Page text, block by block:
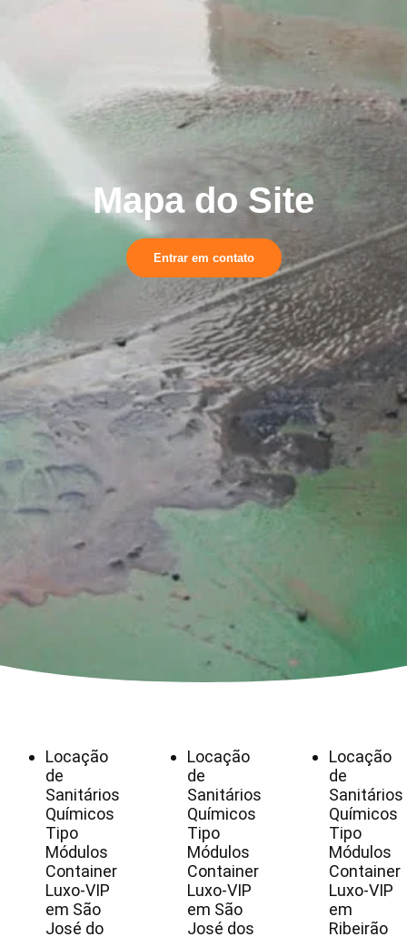
Mapa do Site
Entrar em contato
Locação
de
Sanitários
Químicos
Tipo
Módulos
Container
Luxo-VIP
em São
José do
Locação
de
Sanitários
Químicos
Tipo
Módulos
Container
Luxo-VIP
em São
José dos
Locação
de
Sanitários
Químicos
Tipo
Módulos
Container
Luxo-VIP
em
Ribeirão